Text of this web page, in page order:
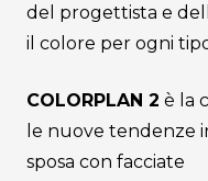
del progettista e
il colore per ogni
COLORPLAN 2 è la
le nuove tendenze
sposa con facciate